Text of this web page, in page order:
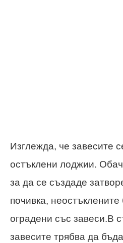
Изглежда, че завесите
остъклени лоджии.
за да се създаде
почивка,
оградени със завеси.В
завесите трябва да